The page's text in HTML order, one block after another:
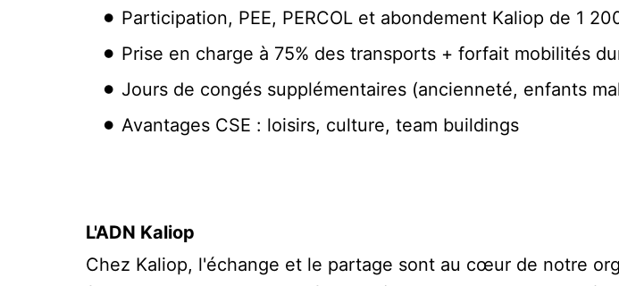
Participation, PEE, PERCOL et abondement Kaliop de 1
Prise en charge à 75% des transports + forfait mobilités
Jours de congés supplémentaires (ancienneté, enfants
Avantages CSE : loisirs, culture, team buildings
L'ADN Kaliop
Chez Kaliop, l'échange et le partage sont au cœur de notre